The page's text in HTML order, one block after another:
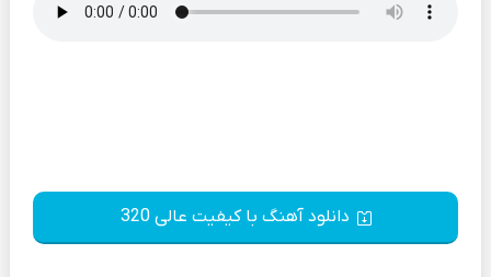
دانلود آهنگ با کیفیت عالی 320